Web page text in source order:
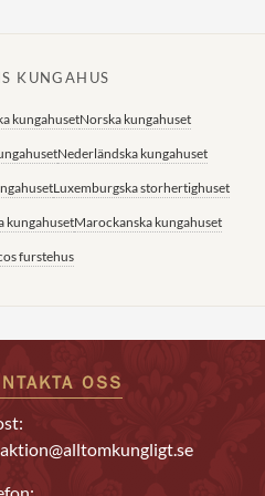
KUNGAHUS
kungahusetNorska kungahuset
Nederländska kungahuset
Luxemburgska storhertighuset
kungahusetMarockanska kungahuset
furstehus
OSS